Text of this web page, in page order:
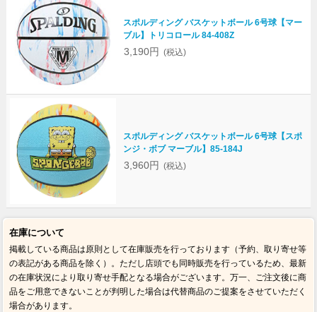
スポルディング バスケットボール 6号球【マー
ブル】トリコロール 84-408Z
3,190円 (税込)
スポルディング バスケットボール 6号球【スポ
ンジ・ボブ マーブル】85-184J
3,960円 (税込)
在庫について
掲載している商品は原則として在庫販売を行っております（予約、取り寄せ等
の表記がある商品を除く）。ただし店頭でも同時販売を行っているため、最新
の在庫状況により取り寄せ手配となる場合がございます。万一、ご注文後に商
品をご用意できないことが判明した場合は代替商品のご提案をさせていただく
場合があります。